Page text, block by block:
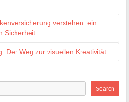
verstehen: ein
Sicherheit
Der Weg zur visuellen Kreativität →
Search